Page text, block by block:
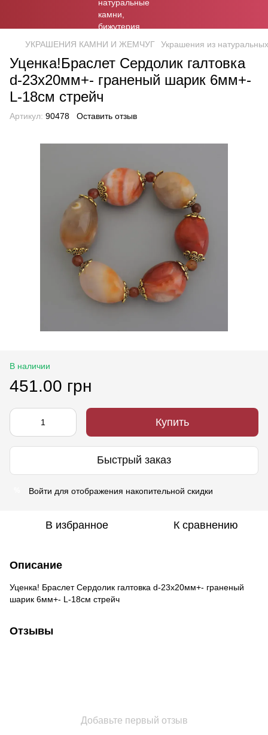
УКРАШЕНИЯ КАМНИ И ЖЕМЧУГ Украшения из
Уценка!Браслет Сердолик галтовка
d-23х20мм+- граненый шарик 6мм+-
L-18см стрейч
Артикул: 90478 Оставить отзыв
В наличии
451.00 грн
Купить
Быстрый заказ
Войти для отображения накопительной скидки
В избранное К сравнению
Описание
Уценка! Браслет Сердолик галтовка d-23х20мм+- граненый
шарик 6мм+- L-18см стрейч
Отзывы
Добавьте первый отзыв